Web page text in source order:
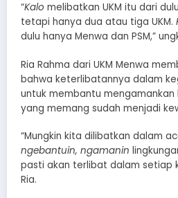
“Kalo melibatkan UKM itu dari
tetapi hanya dua atau tiga UKM.
dulu hanya Menwa dan PSM,”
Ria Rahma dari UKM Menwa
bahwa keterlibatannya dalam
untuk membantu mengamankan
yang memang sudah menjadi
“Mungkin kita dilibatkan dalam
ngebantuin, ngamanin
pasti akan terlibat dalam setiap
Ria.